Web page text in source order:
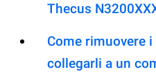
Thecus
Come rimuovere
collegarli a un